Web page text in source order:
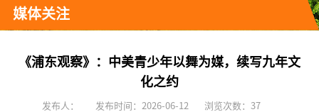
媒体关注
《浦东观察》：中美青少年以舞为媒，续写九年文
化之约
发布人： 发布时间：2026-06-12 浏览次数： 37